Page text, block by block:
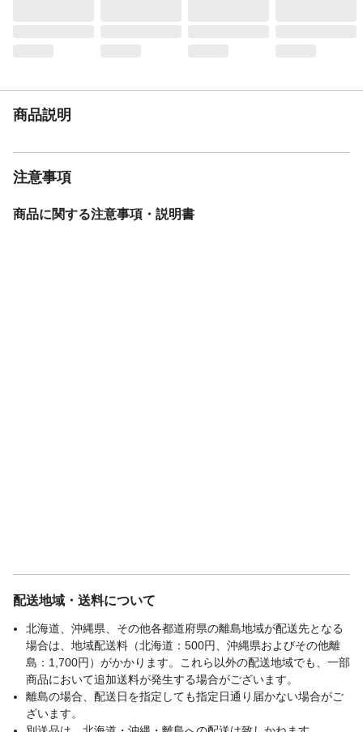
商品説明
注意事項
商品に関する注意事項・説明書
配送地域・送料について
北海道、沖縄県、その他各都道府県の離島地域が配送先となる
場合は、地域配送料（北海道：500円、沖縄県およびその他離
島：1,700円）がかかります。これら以外の配送地域でも、一部
商品において追加送料が発生する場合がございます。
離島の場合、配送日を指定しても指定日通り届かない場合がご
ざいます。